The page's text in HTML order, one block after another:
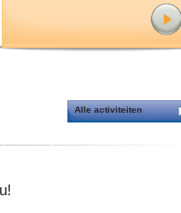
Alle activiteiten